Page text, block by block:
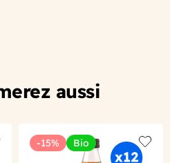
aussi
to wishlist
-15% Bio
Add